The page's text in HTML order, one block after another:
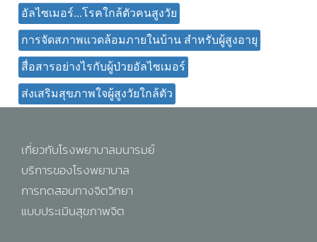
อัลไซเมอร์...โรคใกล้ตัวคนสูงวัย
การจัดสภาพแวดล้อมภายในบ้าน สำหรับผู้สูงอายุ
สื่อสารอย่างไรกับผู้ป่วยอัลไซเมอร์
ส่งเสริมสุขภาพใจผู้สูงวัยใกล้ตัว
เกี่ยวกับโรงพยาบาลมนารมย์
บริการของโรงพยาบาล
การทดสอบทางจิตวิทยา
แบบประเมินสุขภาพจิต